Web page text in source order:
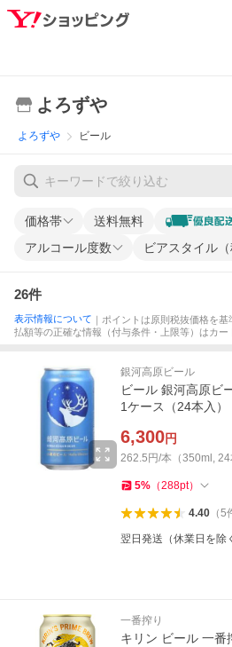
よろずや
よろずや ビール
価格帯 送料無料
アルコール度数 ビアスタイル（
26件
表示情報について ｜ポイントは原則税抜価格を
払額等の正確な情報（付与条件・上限等）はカー
銀河高原ビール
ビール 銀河高原ビ
1ケース（24本入）
6,300円
262.5円/本（350ml, 24
5% （288pt）
4.40（5
翌日発送（休業日を除
一番搾り
キリン ビール 一番